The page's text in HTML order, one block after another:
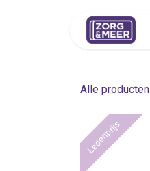
Alle producten
Ledenprijs